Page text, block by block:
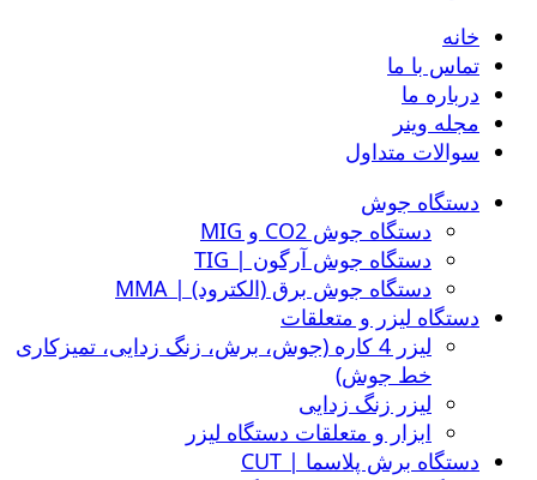
خانه
تماس با ما
درباره ما
مجله وینر
سوالات متداول
دستگاه جوش
دستگاه جوش CO2 و MIG
دستگاه جوش آرگون | TIG
دستگاه جوش برق (الکترود) | MMA
دستگاه لیزر و متعلقات
لیزر 4 کاره (جوش، برش، زنگ زدایی، تمیزکاری
خط جوش)
لیزر زنگ زدایی
ابزار و متعلقات دستگاه لیزر
دستگاه برش پلاسما | CUT